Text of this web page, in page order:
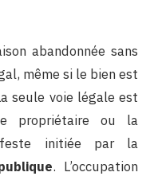
abandonnée sans
même si le bien est
seule voie légale est
propriétaire ou la
initiée par la
. L’occupation